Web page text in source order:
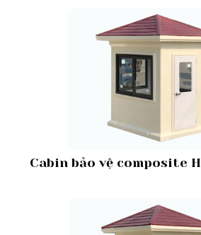
Cabin bảo vệ composite